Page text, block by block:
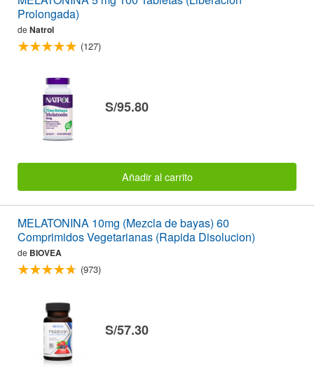
Prolongada)
de Natrol
(127)
S/95.80
Añadir al carrito
MELATONINA 10mg (Mezcla de bayas) 60
Comprimidos Vegetarianas (Rapida Disolucion)
de BIOVEA
(973)
S/57.30